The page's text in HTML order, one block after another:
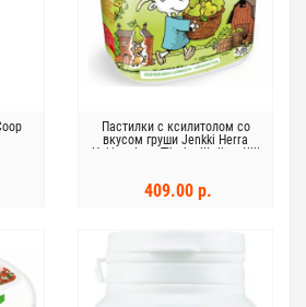
Пастилки с ксилитолом со
вкусом груши Jenkki Herra
Hakkarainen Täysksylitolipastilli
409.00 р.